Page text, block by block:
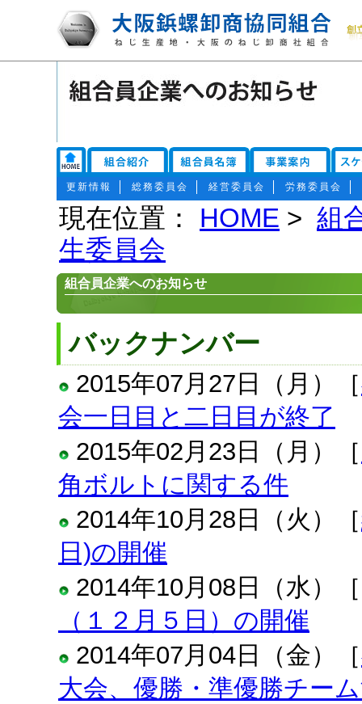
更新情報 総務委員会 経営委員会 労務委員会
現在位置： HOME > 組
生委員会
組合員企業へのお知らせ
バックナンバー
2015年07月27日（月）［
会一日目と二日目が終了
2015年02月23日（月）［
角ボルトに関する件
2014年10月28日（火）［
日)の開催
2014年10月08日（水）
（１２月５日）の開催
2014年07月04日（金）［
大会、優勝・準優勝チー